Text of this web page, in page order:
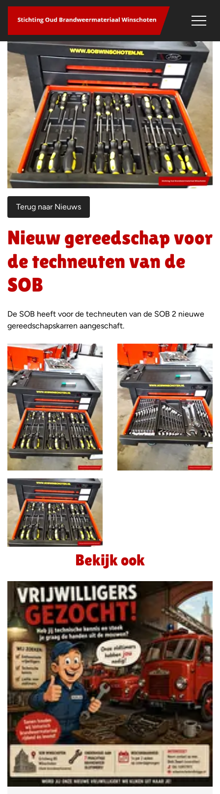
overslaan
Terug naar Nieuws
Nieuw gereedschap voor
de techneuten van de
SOB
De SOB heeft voor de techneuten van de SOB 2 nieuwe
gereedschapskarren aangeschaft.
Foto
album
overslaan
Bekijk ook